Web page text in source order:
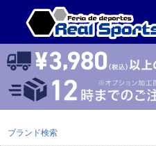
ブランド検索
商品番号/JANコード
バンドル販売
予約商品のみを表示